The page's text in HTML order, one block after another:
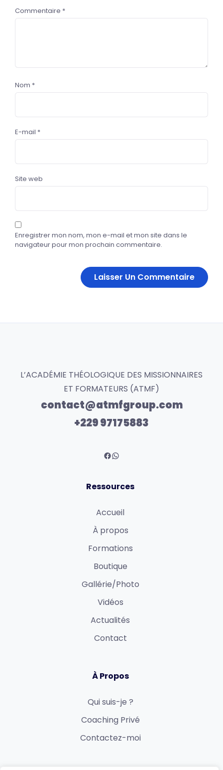
Commentaire *
Nom *
E-mail *
Site web
Enregistrer mon nom, mon e-mail et mon site dans le
navigateur pour mon prochain commentaire.
L’ACADÉMIE THÉOLOGIQUE DES MISSIONNAIRES
ET FORMATEURS (ATMF)
contact@atmfgroup.com
+229 97175883
Ressources
Accueil
À propos
Formations
Boutique
Gallérie/Photo
Vidéos
Actualités
Contact
À Propos
Qui suis-je ?
Coaching Privé
Contactez-moi